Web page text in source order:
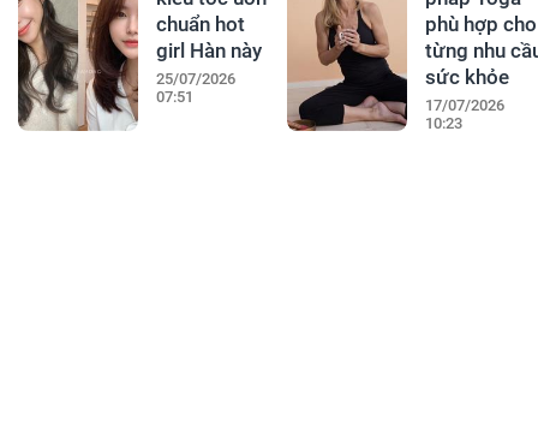
chuẩn hot
girl Hàn này
25/07/2026
07:51
phù hợp cho
từng nhu
sức khỏe
17/07/2026
10:23